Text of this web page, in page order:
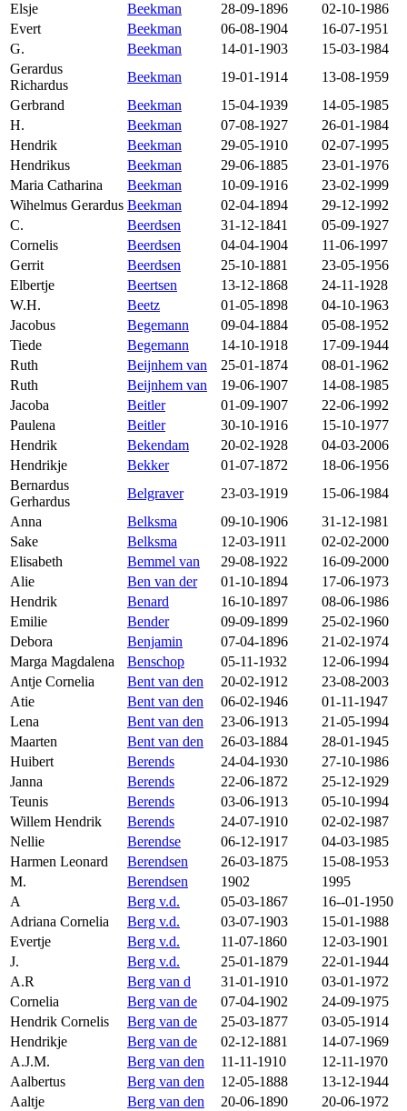
Elsje
Beekman 28-09-1896
02-10-1986
Evert
Beekman 06-08-1904
16-07-1951
G.
Beekman 14-01-1903
15-03-1984
Gerardus
Richardus
Beekman 19-01-1914
13-08-1959
Gerbrand
Beekman 15-04-1939
14-05-1985
H.
Beekman 07-08-1927
26-01-1984
Hendrik
Beekman 29-05-1910
02-07-1995
Hendrikus
Beekman 29-06-1885
23-01-1976
Maria Catharina
Beekman 10-09-1916
23-02-1999
Wihelmus Gerardus Beekman 02-04-1894
29-12-1992
C.
Beerdsen 31-12-1841
05-09-1927
Cornelis
Beerdsen 04-04-1904
11-06-1997
Gerrit
Beerdsen 25-10-1881
23-05-1956
Elbertje
Beertsen 13-12-1868
24-11-1928
W.H.
Beetz 01-05-1898
04-10-1963
Jacobus
Begemann 09-04-1884
05-08-1952
Tiede
Begemann 14-10-1918
17-09-1944
Ruth
Beijnhem van 25-01-1874
08-01-1962
Ruth
Beijnhem van 19-06-1907
14-08-1985
Jacoba
Beitler 01-09-1907
22-06-1992
Paulena
Beitler 30-10-1916
15-10-1977
Hendrik
Bekendam 20-02-1928
04-03-2006
Hendrikje
Bekker 01-07-1872
18-06-1956
Bernardus
Gerhardus
Belgraver 23-03-1919
15-06-1984
Anna
Belksma 09-10-1906
31-12-1981
Sake
Belksma 12-03-1911
02-02-2000
Elisabeth
Bemmel van 29-08-1922
16-09-2000
Alie
Ben van der 01-10-1894
17-06-1973
Hendrik
Benard 16-10-1897
08-06-1986
Emilie
Bender 09-09-1899
25-02-1960
Debora
Benjamin 07-04-1896
21-02-1974
Marga Magdalena
Benschop 05-11-1932
12-06-1994
Antje Cornelia
Bent van den 20-02-1912
23-08-2003
Atie
Bent van den 06-02-1946
01-11-1947
Lena
Bent van den 23-06-1913
21-05-1994
Maarten
Bent van den 26-03-1884
28-01-1945
Huibert
Berends 24-04-1930
27-10-1986
Janna
Berends 22-06-1872
25-12-1929
Teunis
Berends 03-06-1913
05-10-1994
Willem Hendrik
Berends 24-07-1910
02-02-1987
Nellie
Berendse 06-12-1917
04-03-1985
Harmen Leonard
Berendsen 26-03-1875
15-08-1953
M.
Berendsen 1902
1995
A
Berg v.d. 05-03-1867
16--01-1950
Adriana Cornelia
Berg v.d. 03-07-1903
15-01-1988
Evertje
Berg v.d. 11-07-1860
12-03-1901
J.
Berg v.d. 25-01-1879
22-01-1944
A.R
Berg van d 31-01-1910
03-01-1972
Cornelia
Berg van de 07-04-1902
24-09-1975
Hendrik Cornelis
Berg van de 25-03-1877
03-05-1914
Hendrikje
Berg van de 02-12-1881
14-07-1969
A.J.M.
Berg van den 11-11-1910
12-11-1970
Aalbertus
Berg van den 12-05-1888
13-12-1944
Aaltje
Berg van den 20-06-1890
20-06-1972